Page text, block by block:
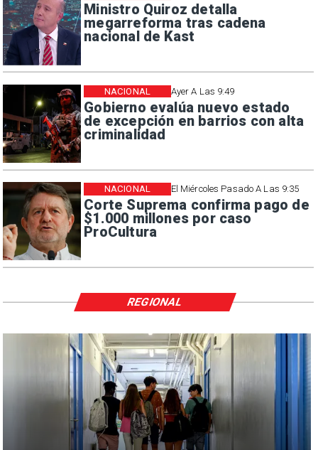
Ministro Quiroz detalla
megarreforma tras cadena
nacional de Kast
Ayer A Las 9:49
Gobierno evalúa nuevo estado
de excepción en barrios con alta
criminalidad
NACIONAL
El Miércoles Pasado A Las 9:35
Corte Suprema confirma pago de
$1.000 millones por caso
ProCultura
NACIONAL
REGIONAL